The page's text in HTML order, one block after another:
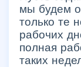
мы будем
только те
рабочих
полная
таких